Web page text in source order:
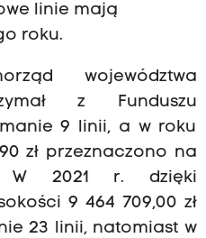
linie mają
roku.
województwa
z Funduszu
9 linii, a w roku
zł przeznaczono na
W 2021 r. dzięki
9 464 709,00 zł
23 linii, natomiast w